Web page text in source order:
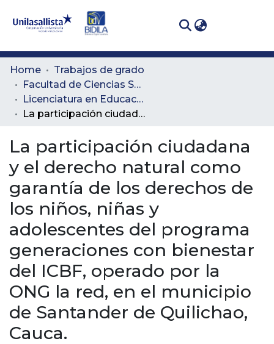
Communities
& Collections
All of DSpace
Statistics
Home
Trabajos de grado
Facultad de Ciencias Sociales y Educación
Licenciatura en Educación Básica con Énfasis en Ética, Valores Humanos y Educación Religiosa
La participación ciudadana y el derecho natural como garantía de los derechos de los niños, niñas y adolescentes del programa generaciones con bienestar del ICBF, operado por la ONG la red, en el municipio de Santander de Quilichao, Cauca.
La participación ciudadana
y el derecho natural como
garantía de los derechos de
los niños, niñas y
adolescentes del programa
generaciones con bienestar
del ICBF, operado por la
ONG la red, en el municipio
de Santander de Quilichao,
Cauca.